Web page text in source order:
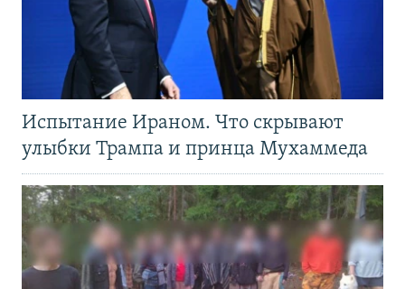
Испытание Ираном. Что скрывают
улыбки Трампа и принца Мухаммеда